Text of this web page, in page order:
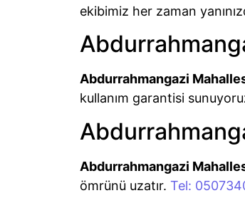
ekibimiz her zaman
Abdurrahmangazi
kullanım garantisi
Abdurrahmangazi
ömrünü uzatır. Tel: